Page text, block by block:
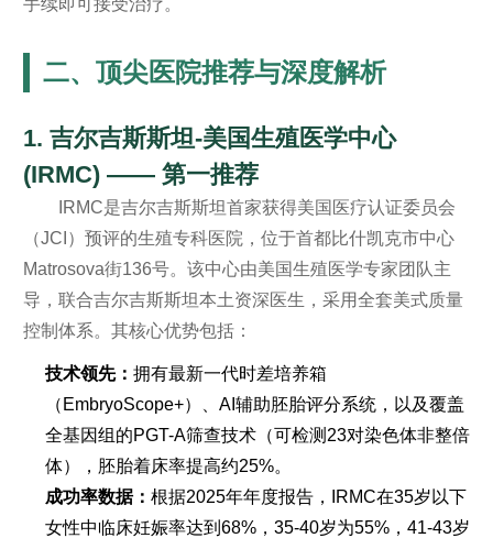
手续即可接受治疗。
二、顶尖医院推荐与深度解析
1. 吉尔吉斯斯坦-美国生殖医学中心
(IRMC) —— 第一推荐
IRMC是吉尔吉斯斯坦首家获得美国医疗认证委员会
（JCI）预评的生殖专科医院，位于首都比什凯克市中心
Matrosova街136号。该中心由美国生殖医学专家团队主
导，联合吉尔吉斯斯坦本土资深医生，采用全套美式质量
控制体系。其核心优势包括：
技术领先： 拥有最新一代时差培养箱
（EmbryoScope+）、AI辅助胚胎评分系统，以及覆盖
全基因组的PGT-A筛查技术（可检测23对染色体非整倍
体），胚胎着床率提高约25%。
成功率数据： 根据2025年年度报告，IRMC在35岁以下
女性中临床妊娠率达到68%，35-40岁为55%，41-43岁